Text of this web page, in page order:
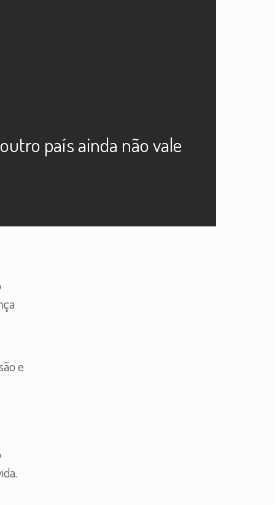
país ainda não vale
e